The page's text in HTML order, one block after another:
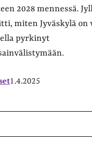
2028 mennessä.
miten Jyväskylä on
pyrkinyt
1.4.2025